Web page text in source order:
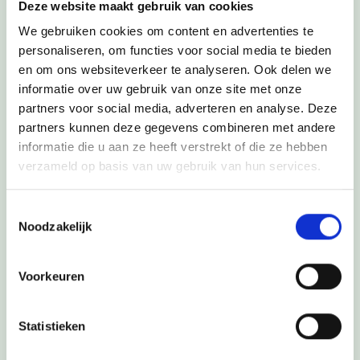
Deze website maakt gebruik van cookies
We gebruiken cookies om content en advertenties te
personaliseren, om functies voor social media te bieden
en om ons websiteverkeer te analyseren. Ook delen we
informatie over uw gebruik van onze site met onze
partners voor social media, adverteren en analyse. Deze
partners kunnen deze gegevens combineren met andere
informatie die u aan ze heeft verstrekt of die ze hebben
verzameld op basis van uw gebruik van hun services.
Noodzakelijk
Voorkeuren
Statistieken
Ik ben*:
Ouder
Professioneel
Omgeving
Kind
Mijn vraag:*